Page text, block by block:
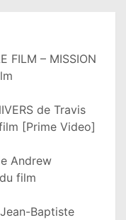
FILM – MISSION
de Travis
[Prime Video]
Andrew
film
Baptiste